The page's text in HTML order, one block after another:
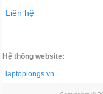
Liên hệ
Hệ thống website:
laptoplongs.vn